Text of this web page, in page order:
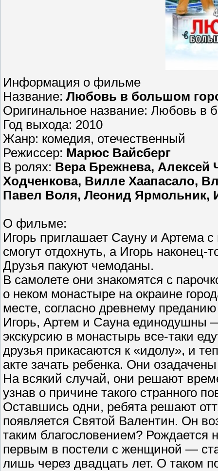
Информация о фильме
Название: Любовь в большом
Оригинальное название: Любовь в
Год выхода: 2010
Жанр: комедия, отечественный
Режиссер: Марюс Вайсберг
В ролях: Вера Брежнева, Алексей
Ходченкова, Вилле Хаапасало,
Павел Воля, Леонид Ярмольник,
О фильме:
Игорь приглашает Сауну и Артема
смогут отдохнуть, а Игорь
Друзья пакуют чемоданы.
В самолете они знакомятся с
о неком монастыре на окраине
месте, согласно древнему
Игорь, Артем и Сауна единодушны
экскурсию в монастырь все-таки
друзья прикасаются к «идолу», и
акте зачать ребенка. Они
На всякий случай, они решают
узнав о причине такого странного
Оставшись одни, ребята решают
появляется Святой Валентин. Он
таким благословением? Рождается
первым в постели с женщиной —
лишь через двадцать лет. О таком